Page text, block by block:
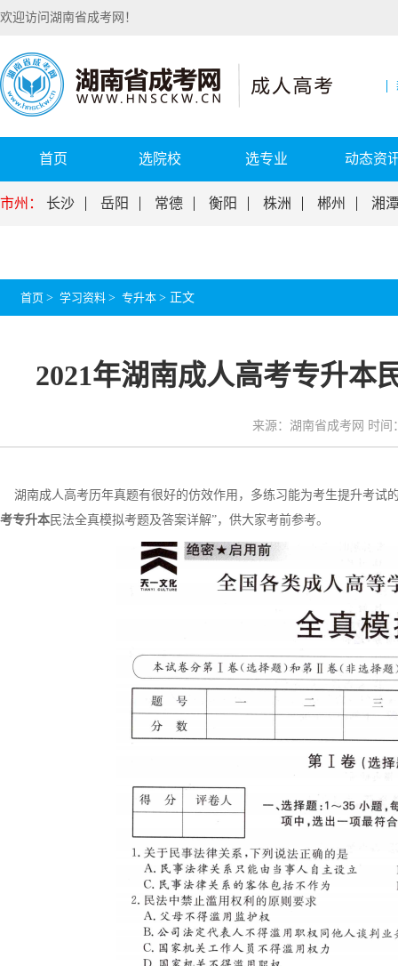
欢迎访问湖南省成考网！
首页 选院校 选专业 动态资
市州： 长沙 岳阳 常德 衡阳 株洲 郴州 湘
首页 > 学习资料 > 专升本 > 正文
2021年湖南成人高考专升本
来源：湖南省成考网 时间
湖南成人高考历年真题有很好的仿效作用，多练习能为考生提升考试
考专升本民法全真模拟考题及答案详解”，供大家考前参考。